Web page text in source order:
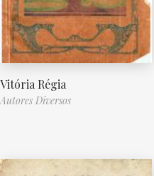
Vitória Régia
Autores Diversos